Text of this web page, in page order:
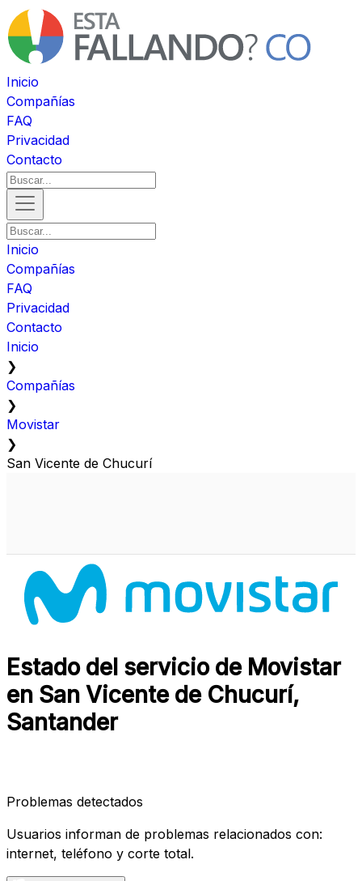
Inicio
Compañías
FAQ
Privacidad
Contacto
Inicio
Compañías
FAQ
Privacidad
Contacto
Inicio
❯
Compañías
❯
Movistar
❯
San Vicente de Chucurí
Estado del servicio de Movistar
en San Vicente de Chucurí,
Santander
Problemas detectados
Usuarios informan de problemas relacionados con:
internet, teléfono y corte total.